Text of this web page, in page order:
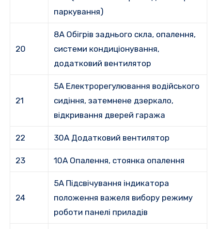
паркування)
20
8А Обігрів заднього скла, опалення,
системи кондиціонування,
додатковий вентилятор
21
5A Електрорегулювання водійського
сидіння, затемнене дзеркало,
відкривання дверей гаража
22 30А Додатковий вентилятор
23 10А Опалення, стоянка опалення
24
5А Підсвічування індикатора
положення важеля вибору режиму
роботи панелі приладів